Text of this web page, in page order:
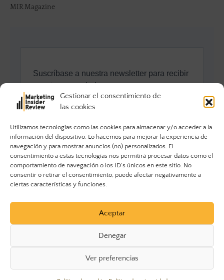
Gestionar el consentimiento de
las cookies
Utilizamos tecnologías como las cookies para almacenar y/o acceder a la
información del dispositivo. Lo hacemos para mejorar la experiencia de
navegación y para mostrar anuncios (no) personalizados. El
consentimiento a estas tecnologías nos permitirá procesar datos como el
comportamiento de navegación o los ID's únicos en este sitio. No
consentir o retirar el consentimiento, puede afectar negativamente a
ciertas características y funciones.
Aceptar
Denegar
Ver preferencias
MIR Magazine
© 2023 Marketing Insider Review. Todos los derechos